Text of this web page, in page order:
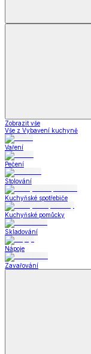
Zobrazit vše
Vše z Vybavení kuchyně
Vaření
Pečení
Stolování
Kuchyňské spotřebiče
Kuchyňské pomůcky
Skladování
Nápoje
Zavařování